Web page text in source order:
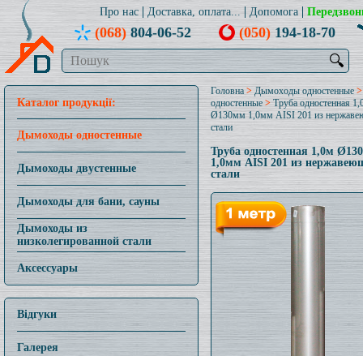
Про нас Доставка, оплата... Допомога
(068)804-06-52 (050)194-18-70
🔍
Каталог продукції:
Дымоходы одностенные
Дымоходы двустенные
Дымоходы для бани, сауны
Дымоходы из
низколегированной стали
Аксессуары
Відгуки
Галерея
Головна > Дымоходы одностенные
одностенные >Труба одностенная
Ø130мм 1,0мм AISI 201 из
стали
Труба одностенная 1,0м
1,0мм AISI 201 из
стали